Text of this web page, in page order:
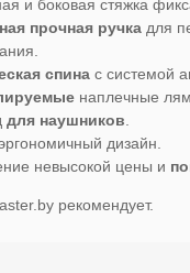
и боковая стяжка
прочная ручка для
спина с системой
наплечные
для наушников
дизайн.
невысокой цены и
рекомендует.